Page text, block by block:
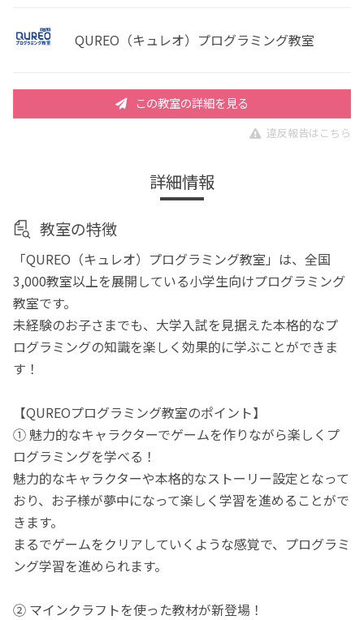
QUREO（キュレオ）プログラミング教室
この教室の詳細を見る
違反報告はこちら
詳細情報
教室の特徴
「QUREO（キュレオ）プログラミング教室」は、全国
3,000教室以上を展開している小学生向けプログラミング
教室です。
未経験のお子さまでも、大学入試を見据えた本格的なプ
ログラミングの知識を楽しく効果的に学ぶことができま
す！
【QUREOプログラミング教室のポイント】
① 魅力的なキャラクターでゲームを作りながら楽しくプ
ログラミングを学べる！
魅力的なキャラクターや本格的なストーリー設定となって
おり、お子様が夢中になって楽しく学習を進めることがで
きます。
まるでゲームをクリアしていくような感覚で、プログラミ
ング学習を進められます。
② マインクラフトを使った教材が新登場！